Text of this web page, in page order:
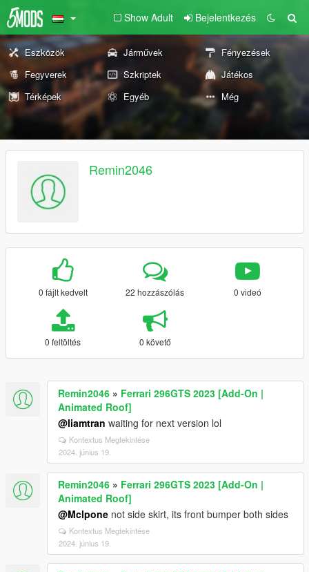
Show Adult Bejelentkezés
Eszközök Járművek
Fényezések
Fegyverek
Szkriptek
Játékos
Térképek
Egyéb Még
Remin2046
0 fájlt kedvelt 22 hozzászólás 0 videó
0 feltöltés 0 követő
Remin2046 » Ferrari 296GTS 2023 [Add-On |
Animated Roof]
@liamtran waiting for next version lol
Kontextus Megtekintése
2024. június 19.
Remin2046 » Ferrari 296GTS 2023 [Add-On |
Animated Roof]
@Mclpone not side skirt, its front bumper both sides
Kontextus Megtekintése
2024. június 19.